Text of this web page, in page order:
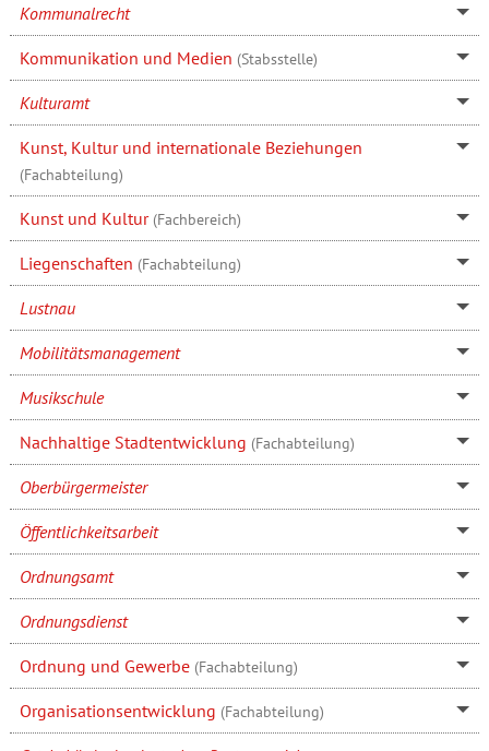
Kommunalrecht
Kommunikation und Medien (Stabsstelle)
Kulturamt
Kunst, Kultur und internationale Beziehungen
(Fachabteilung)
Kunst und Kultur (Fachbereich)
Liegenschaften (Fachabteilung)
Lustnau
Mobilitätsmanagement
Musikschule
Nachhaltige Stadtentwicklung (Fachabteilung)
Oberbürgermeister
Öffentlichkeitsarbeit
Ordnungsamt
Ordnungsdienst
Ordnung und Gewerbe (Fachabteilung)
Organisationsentwicklung (Fachabteilung)